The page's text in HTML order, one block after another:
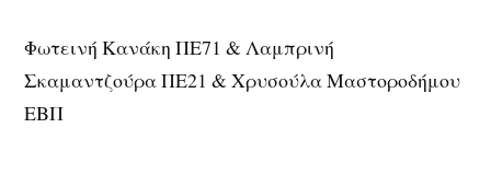
Φωτεινή Κανάκη ΠΕ71 & Λαμπρινή
Σκαμαντζούρα ΠΕ21 & Χρυσούλα Μαστοροδήμου
ΕΒΠ